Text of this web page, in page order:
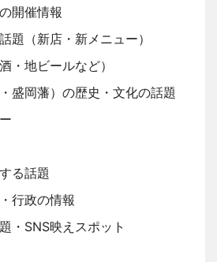
開催情報
題（新店・新メニュー）
・地ビールなど）
盛岡藩）の歴史・文化の話題
る話題
行政の情報
・SNS映えスポット